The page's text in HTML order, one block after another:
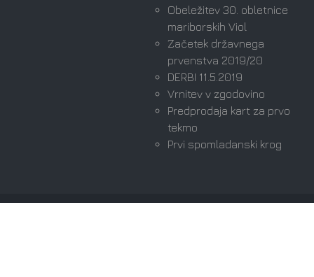
Obeležitev 30. obletnice
mariborskih Viol
Začetek državnega
prvenstva 2019/20
DERBI 11.5.2019
Vrnitev v zgodovino
Predprodaja kart za prvo
tekmo
Prvi spomladanski krog